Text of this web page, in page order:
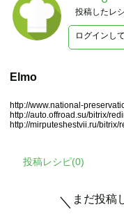
投稿したレ
ログインし
Elmo
http://www.national-
http://auto.offroad.su/bitrix/
http://mirputeshestvii.ru/bitrix/
投稿レシピ(0)
＼ まだ投稿